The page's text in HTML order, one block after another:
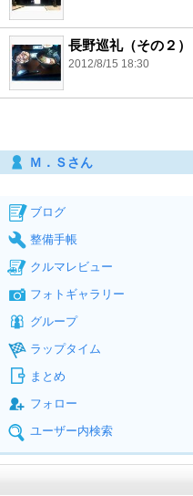
長野巡礼（その２）
2012/8/15 18:30
Ｍ．Ｓさん
ブログ
整備手帳
クルマレビュー
フォトギャラリー
グループ
ラップタイム
まとめ
フォロー
ユーザー内検索